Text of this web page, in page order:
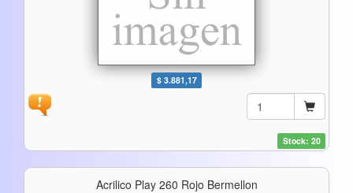
$ 3.881,17
Stock: 20
Acrilico Play 260 Rojo Bermellon